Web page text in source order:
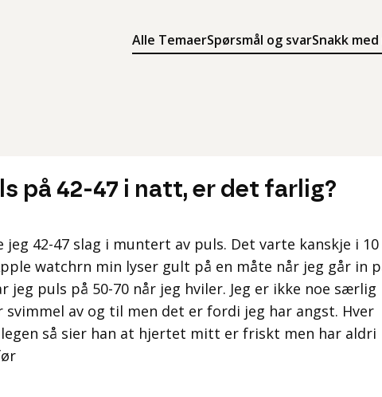
Alle TemaerSpørsmål og svarSnakk
Søk
Meny
på 42-47 i natt, er det farlig?
jeg 42-47 slag i muntert av puls. Det varte kanskje i 10
watchrn min lyser gult på en måte når jeg går in
jeg puls på 50-70 når jeg hviler. Jeg er ikke noe særlig
av og til men det er fordi jeg har angst. Hver
legen så sier han at hjertet mitt er friskt men har aldri